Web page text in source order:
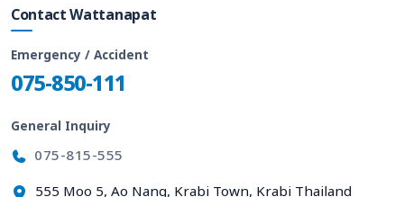
Contact Wattanapat
Emergency / Accident
075-850-111
General Inquiry
075-815-555
555 Moo 5, Ao Nang, Krabi Town, Krabi Thailand